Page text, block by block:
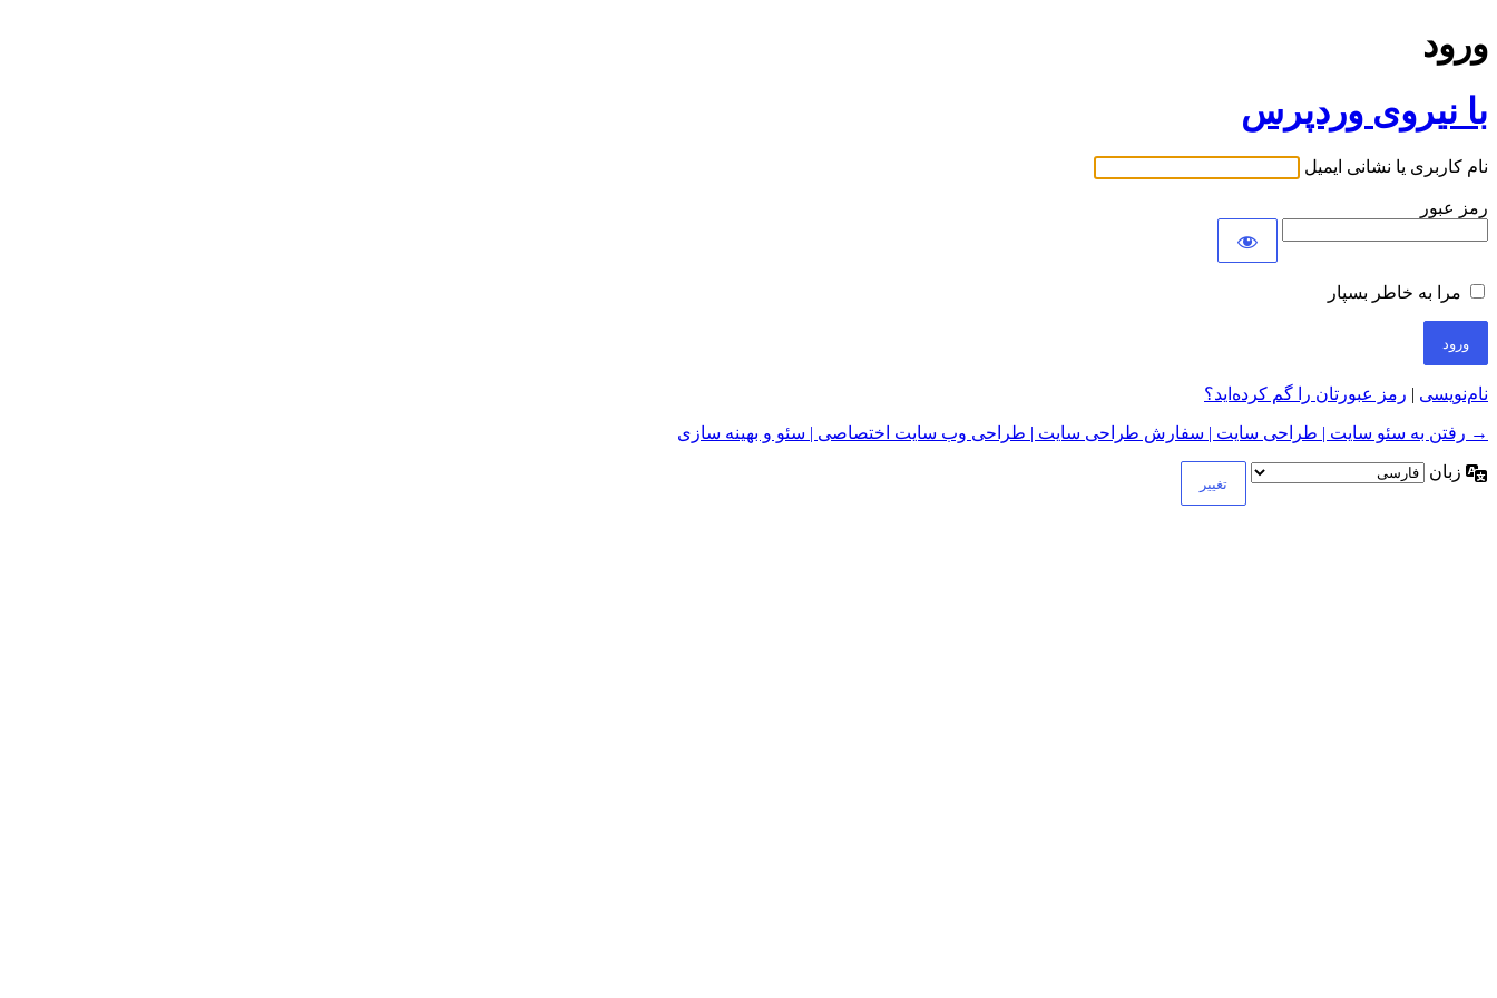
ورود
با نیروی وردپرس
نام کاربری یا نشانی ایمیل
رمز عبور
مرا به خاطر بسپار
نام‌نویسی | رمز عبورتان را گم کرده‌اید؟
→ رفتن به سئو سایت | طراحی سایت | سفارش طراحی سایت | طراحی وب سایت اختصاصی | سئو و بهینه سازی
زبان